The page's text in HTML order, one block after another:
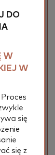
DO
W
W
Proces
się
się z